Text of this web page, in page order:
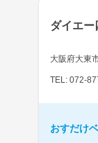
ダイエー
大阪府大東
TEL: 072-
おすだけ